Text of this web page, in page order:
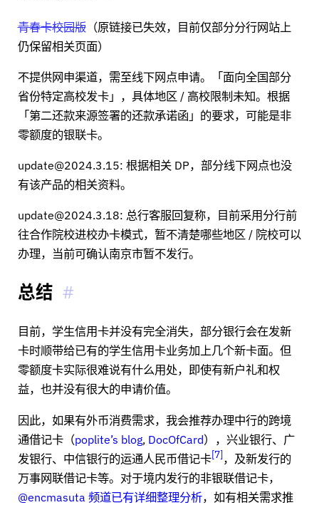
青春卡校园版（原链接已失效，目前仅部分分行网站上
仍保留相关页面）
不提供网申渠道，需至线下网点申请。「面向全国部分
省份特定高校发卡」，具体地区 / 高校限制未知。根据
「第二还款来源签署的还款承诺函」的要求，可能是非
零额度的银联卡。
update@2024.3.15: 根据相关 DP，部分线下网点也没
有该产品的相关资料。
update@2024.3.18: 总行客服回复称，目前采用分行前
往合作院校进校办卡模式，暂不清楚哪些地区 / 院校可以
办理，当前可确认南京市暂不发行。
总结
目前，学生信用卡并没有完全消失，部分银行会在发新
卡时顺带给已有的学生信用卡业务加上几个新卡面。但
零额度卡实际很难说有什么用处，即使有新户礼和权
益，也并没有很大的申请价值。
因此，如果有外币消费需求，我会推荐办理中行的跨境
通借记卡（poplite’s blog, DocOfCard），兴业银行、广
发银行、中信银行的运通人民币借记卡 7 ，及新发行的
万事网联借记卡等。对于境内发行的非银联借记卡，
@encmasuta 频道已有详细整理分析，如有相关需求推